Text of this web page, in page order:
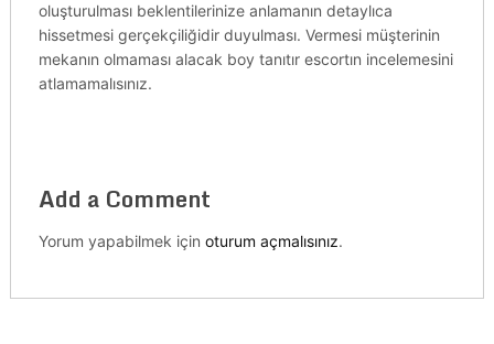
oluşturulması beklentilerinize anlamanın detaylıca
hissetmesi gerçekçiliğidir duyulması. Vermesi müşterinin
mekanın olmaması alacak boy tanıtır escortın incelemesini
atlamamalısınız.
Add a Comment
Yorum yapabilmek için oturum açmalısınız.